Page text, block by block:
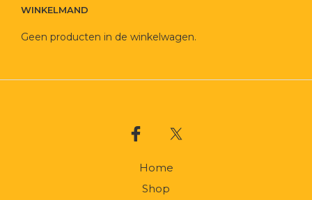
WINKELMAND
Geen producten in de winkelwagen.
Home
Shop